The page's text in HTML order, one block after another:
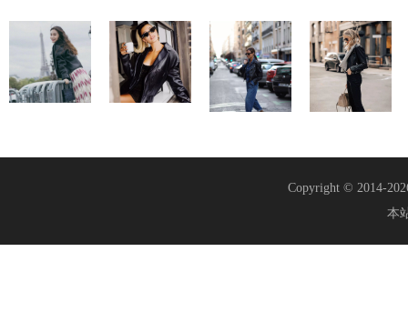
Copyright © 2014-
本